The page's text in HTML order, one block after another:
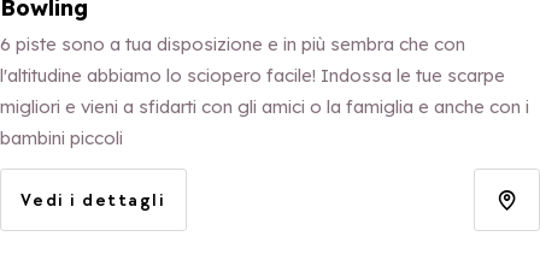
Bowling
6 piste sono a tua disposizione e in più sembra che con
l'altitudine abbiamo lo sciopero facile! Indossa le tue scarpe
migliori e vieni a sfidarti con gli amici o la famiglia e anche con i
bambini piccoli
Vedi i dettagli